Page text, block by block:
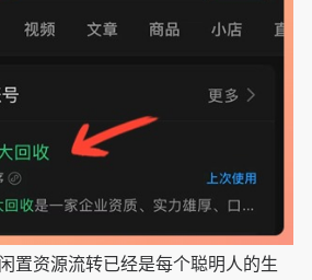
资源流转已经是每个聪明人的生